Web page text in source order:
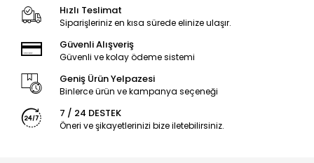
Hızlı Teslimat
Siparişleriniz en kısa sürede elinize ulaşır.
Güvenli Alışveriş
Güvenli ve kolay ödeme sistemi
Geniş Ürün Yelpazesi
Binlerce ürün ve kampanya seçeneği
7 / 24 DESTEK
Öneri ve şikayetlerinizi bize iletebilirsiniz.